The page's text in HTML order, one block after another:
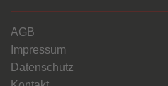
AGB
Impressum
Datenschutz